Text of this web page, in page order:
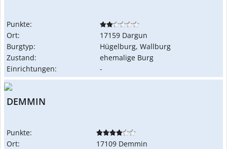
Punkte:
Ort:
17159 Dargun
Burgtyp:
Hügelburg, Wallburg
Zustand:
ehemalige Burg
Einrichtungen:
-
DEMMIN
Punkte:
Ort:
17109 Demmin